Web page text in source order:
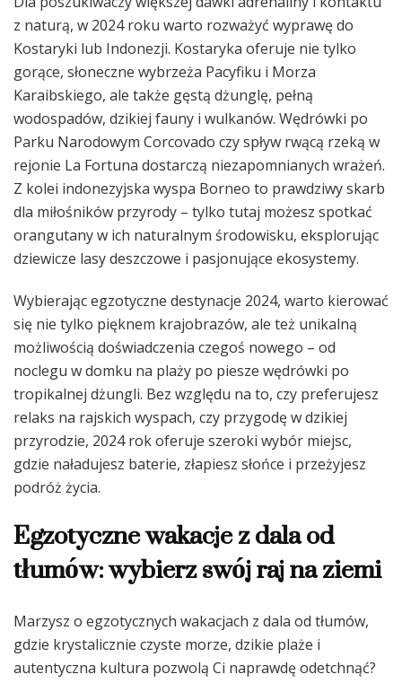
z naturą, w 2024 roku warto rozważyć wyprawę do
Kostaryki lub Indonezji. Kostaryka oferuje nie tylko
gorące, słoneczne wybrzeża Pacyfiku i Morza
Karaibskiego, ale także gęstą dżunglę, pełną
wodospadów, dzikiej fauny i wulkanów. Wędrówki po
Parku Narodowym Corcovado czy spływ rwącą rzeką w
rejonie La Fortuna dostarczą niezapomnianych wrażeń.
Z kolei indonezyjska wyspa Borneo to prawdziwy skarb
dla miłośników przyrody – tylko tutaj możesz spotkać
orangutany w ich naturalnym środowisku, eksplorując
dziewicze lasy deszczowe i pasjonujące ekosystemy.
Wybierając egzotyczne destynacje 2024, warto kierować
się nie tylko pięknem krajobrazów, ale też unikalną
możliwością doświadczenia czegoś nowego – od
noclegu w domku na plaży po piesze wędrówki po
tropikalnej dżungli. Bez względu na to, czy preferujesz
relaks na rajskich wyspach, czy przygodę w dzikiej
przyrodzie, 2024 rok oferuje szeroki wybór miejsc,
gdzie naładujesz baterie, złapiesz słońce i przeżyjesz
podróż życia.
Egzotyczne wakacje z dala od
tłumów: wybierz swój raj na ziemi
Marzysz o egzotycznych wakacjach z dala od tłumów,
gdzie krystalicznie czyste morze, dzikie plaże i
autentyczna kultura pozwolą Ci naprawdę odetchnąć?